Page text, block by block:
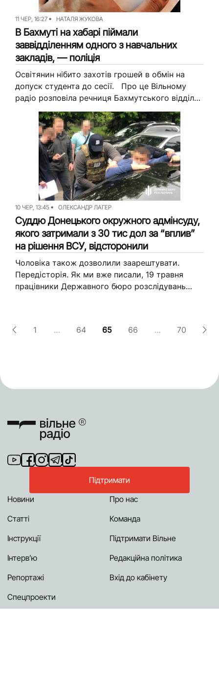
11 ЧЕР, 16:27 НАТАЛЯ ЖУКОВА
В Бахмуті на хабарі піймали
заввідділенням одного з навчальних
закладів, — поліція
Освітянин нібито захотів грошей в обмін на
допуск студента до сесії. Про це Вільному
радіо розповіла речниця Бахмутського відділу
поліції Катерина Савранська. “Кошти
освітянин хотів отримати за вирішення питання
стосовно...
10 ЧЕР, 13:45 ОЛЕКСАНДР ЛАГЕР
Суддю Донецького окружного адмінсуду,
якого затримали з 30 тис дол за “вплив”
на рішення ВСУ, відсторонили
Чоловіка також дозволили заарештувати.
Передісторія. Як ми вже писали, 19 травня
працівники Державного бюро розслідувань
1
… 64 65 66 … 70
Підтримати
Новини
Статті
Інструкції
Інтерв’ю
Репортажі
Спецпроекти
Про нас
Команда
Підтримати Вільне
Редакційна політика
Вхід до кабінету